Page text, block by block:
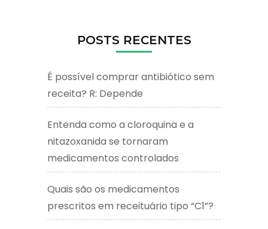
POSTS RECENTES
É possível comprar antibiótico sem
receita? R: Depende
Entenda como a cloroquina e a
nitazoxanida se tornaram
medicamentos controlados
Quais são os medicamentos
prescritos em receituário tipo “C1”?